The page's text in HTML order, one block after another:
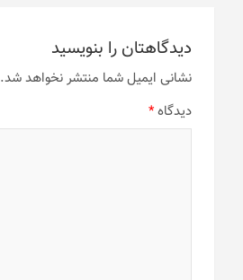
دیدگاهتان را بنویسید
نشانی ایمیل شما منتشر نخواهد شد.
دیدگاه*